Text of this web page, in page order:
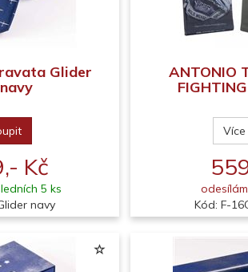
Glider
Kč
5 ks
navy
ANTONIO
Kód: F-